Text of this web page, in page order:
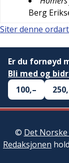
Berg
Siter denne
Er du fornøyd
Bli med og
100,–
© Det
Redaksjonen